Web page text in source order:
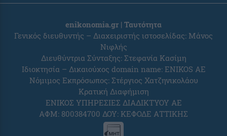
enikonomia.gr | Ταυτότητα
Γενικός διευθυντής – Διαχειριστής ιστοσελίδας: Μάνος
Νιφλής
Διευθύντρια Σύνταξης: Στεφανία Κασίμη
Ιδιοκτησία – Δικαιούχος domain name: ENIKOS AE
Νόμιμος Εκπρόσωπος: Στέργιος Χατζηνικολάου
Κρατική Διαφήμιση
ΕΝΙΚΟΣ ΥΠΗΡΕΣΙΕΣ ΔΙΑΔΙΚΤΥΟΥ ΑΕ
ΑΦΜ: 800384700 ΔΟΥ: ΚΕΦΟΔΕ ΑΤΤΙΚΗΣ